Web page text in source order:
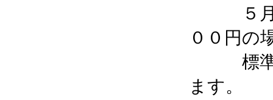
５月６
００円の
標準報
ます。